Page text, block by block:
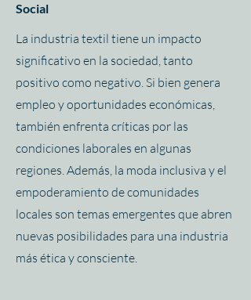
Social
La industria textil tiene un impacto
significativo en la sociedad, tanto
positivo como negativo. Si bien genera
empleo y oportunidades económicas,
también enfrenta críticas por las
condiciones laborales en algunas
regiones. Además, la moda inclusiva y el
empoderamiento de comunidades
locales son temas emergentes que abren
nuevas posibilidades para una industria
más ética y consciente.